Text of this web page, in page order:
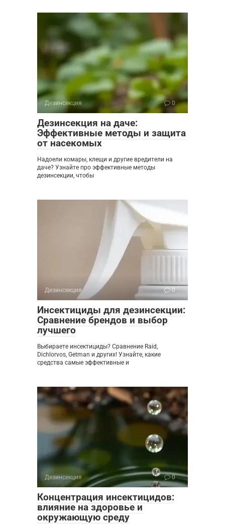
Дезинсекция 0
Дезинсекция на даче:
Эффективные методы и защита
от насекомых
Надоели комары, клещи и другие вредители на
даче? Узнайте про эффективные методы
дезинсекции, чтобы
Дезинсекция 0
Инсектициды для дезинсекции:
Сравнение брендов и выбор
лучшего
Выбираете инсектициды? Сравнение Raid,
Dichlorvos, Getman и других! Узнайте, какие
средства самые эффективные и
Дезинсекция 0
Концентрация инсектицидов:
влияние на здоровье и
окружающую среду